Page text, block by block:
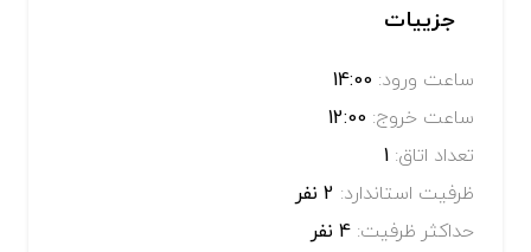
جزییات
ساعت ورود:
ساعت خروج:
تعداد اتاق:
ظرفیت استاندارد:
حداکثر ظرفیت: